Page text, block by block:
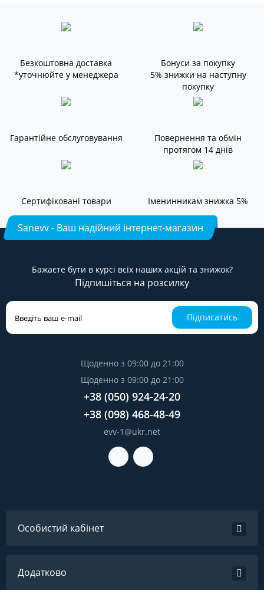
Безкоштовна доставка
*уточнюйте у менеджера
Бонуси за покупку
5% знижки на наступну
покупку
Гарантійне обслуговування
Повернення та обмін
протягом 14 днів
Сертифіковані товари Іменинникам знижка 5%
Sanevv - Ваш надійний інтернет-магазин
Бажаєте бути в курсі всіх наших акцій та знижок?
Підпишіться на розсилку
Підписатись
Щоденно з 09:00 до 21:00
Щоденно з 09:00 до 21:00
+38 (050) 924-24-20
+38 (098) 468-48-49
evv-1@ukr.net
Особистий кабінет
Додатково